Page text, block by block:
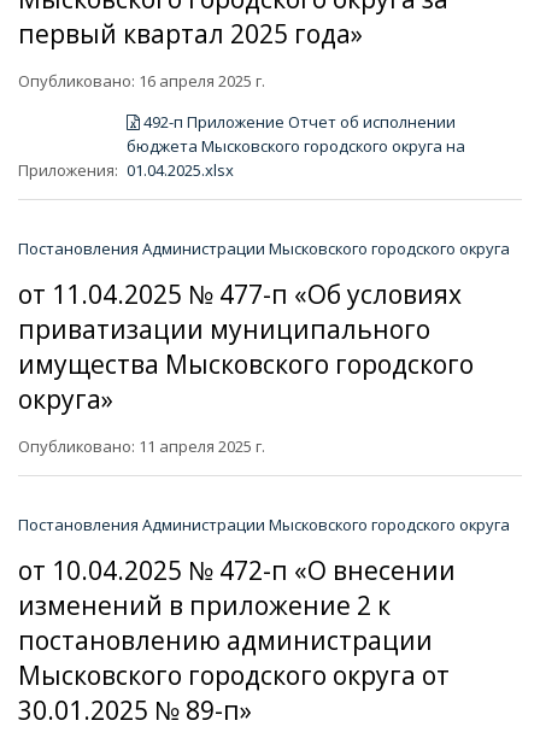
первый квартал 2025 года»
Опубликовано: 16 апреля 2025 г.
Приложения:
492-п Приложение Отчет об исполнении
бюджета Мысковского городского округа на
01.04.2025.xlsx
Постановления Администрации Мысковского городского округа
от 11.04.2025 № 477-п «Об условиях
приватизации муниципального
имущества Мысковского городского
округа»
Опубликовано: 11 апреля 2025 г.
Постановления Администрации Мысковского городского округа
от 10.04.2025 № 472-п «О внесении
изменений в приложение 2 к
постановлению администрации
Мысковского городского округа от
30.01.2025 № 89-п»